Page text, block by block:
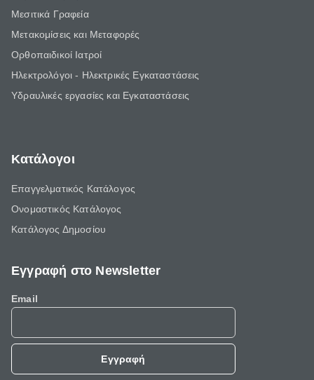
Μεσιτικά Γραφεία
Μετακομίσεις και Μεταφορές
Ορθοπαιδικοί Ιατροί
Ηλεκτρολόγοι - Ηλεκτρικές Εγκαταστάσεις
Υδραυλικές εργασίες και Εγκαταστάσεις
Κατάλογοι
Επαγγελματικός Κατάλογος
Ονομαστικός Κατάλογος
Κατάλογος Δημοσίου
Εγγραφή στο Newsletter
Email
Εγγραφή